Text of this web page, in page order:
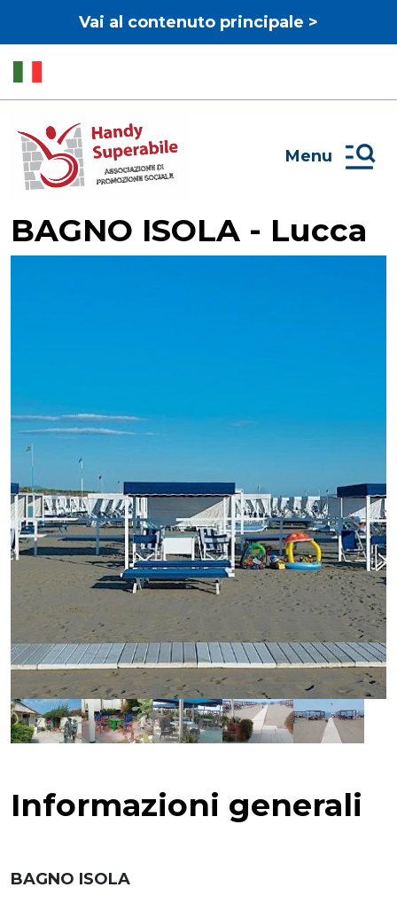
Vai al contenuto principale >
Menu
BAGNO ISOLA - Lucca
Informazioni generali
BAGNO ISOLA